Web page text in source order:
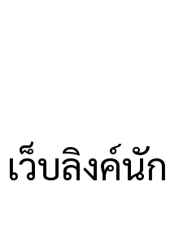
เว็บลิงค์นั